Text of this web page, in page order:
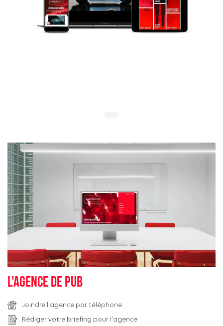
L'agence de pub
Joindre l'agence par téléphone
Rédiger votre briefing pour l'agence